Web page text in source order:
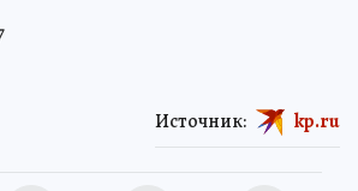
Источник: kp.ru